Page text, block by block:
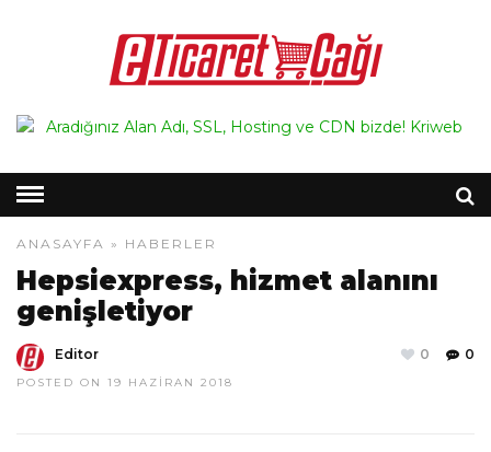
ANASAYFA » HABERLER
Hepsiexpress, hizmet alanını
genişletiyor
Editor
POSTED ON 19 HAZIRAN 2018
0
0